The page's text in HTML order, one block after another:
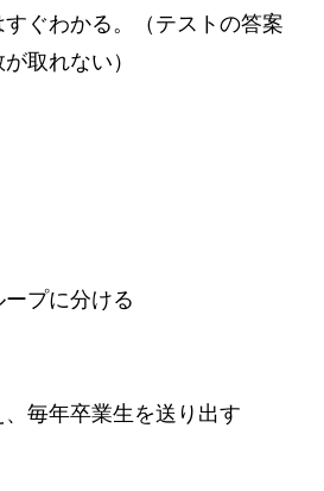
ぐわかる。（テストの答案
取れない）
プに分ける
毎年卒業生を送り出す